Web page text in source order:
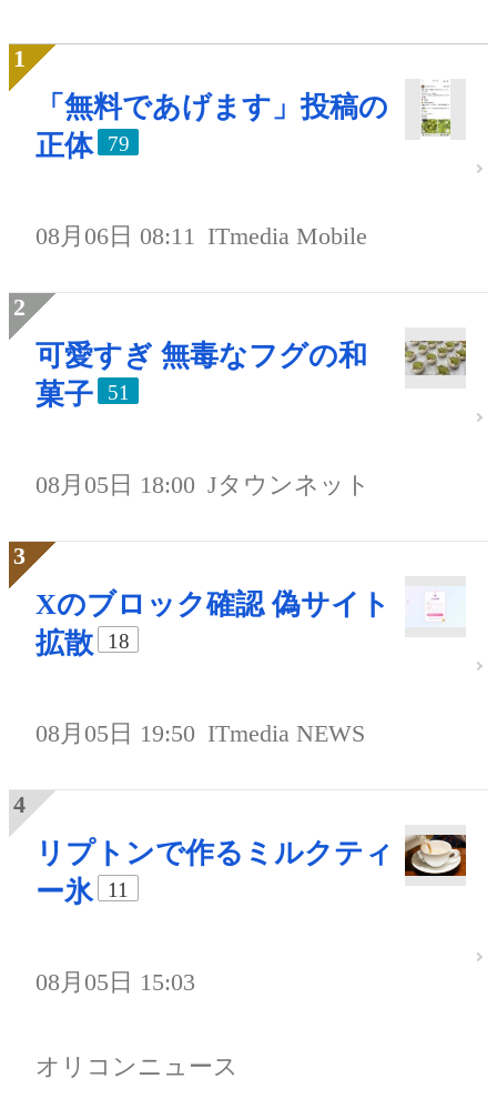
「無料であげます」投稿の
正体
79
08月06日 08:11 ITmedia Mobile
可愛すぎ 無毒なフグの和
菓子
51
08月05日 18:00 Jタウンネット
Xのブロック確認 偽サイト
拡散
18
08月05日 19:50 ITmedia NEWS
リプトンで作るミルクティ
ー氷
11
08月05日 15:03
オリコンニュース